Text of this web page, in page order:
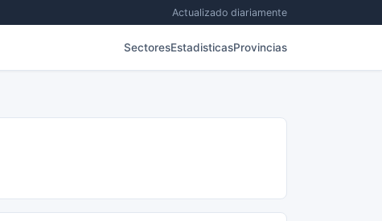
Actualizado diariamente
SectoresEstadisticasProvincias